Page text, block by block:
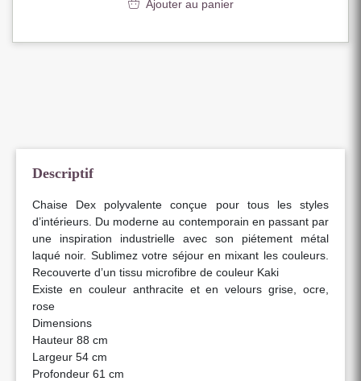
Ajouter au panier
Descriptif
Chaise Dex polyvalente conçue pour tous les styles
d’intérieurs. Du moderne au contemporain en passant par
une inspiration industrielle avec son piétement métal
laqué noir. Sublimez votre séjour en mixant les couleurs.
Recouverte d’un tissu microfibre de couleur Kaki
Existe en couleur anthracite et en velours grise, ocre,
rose
Dimensions
Hauteur 88 cm
Largeur 54 cm
Profondeur 61 cm